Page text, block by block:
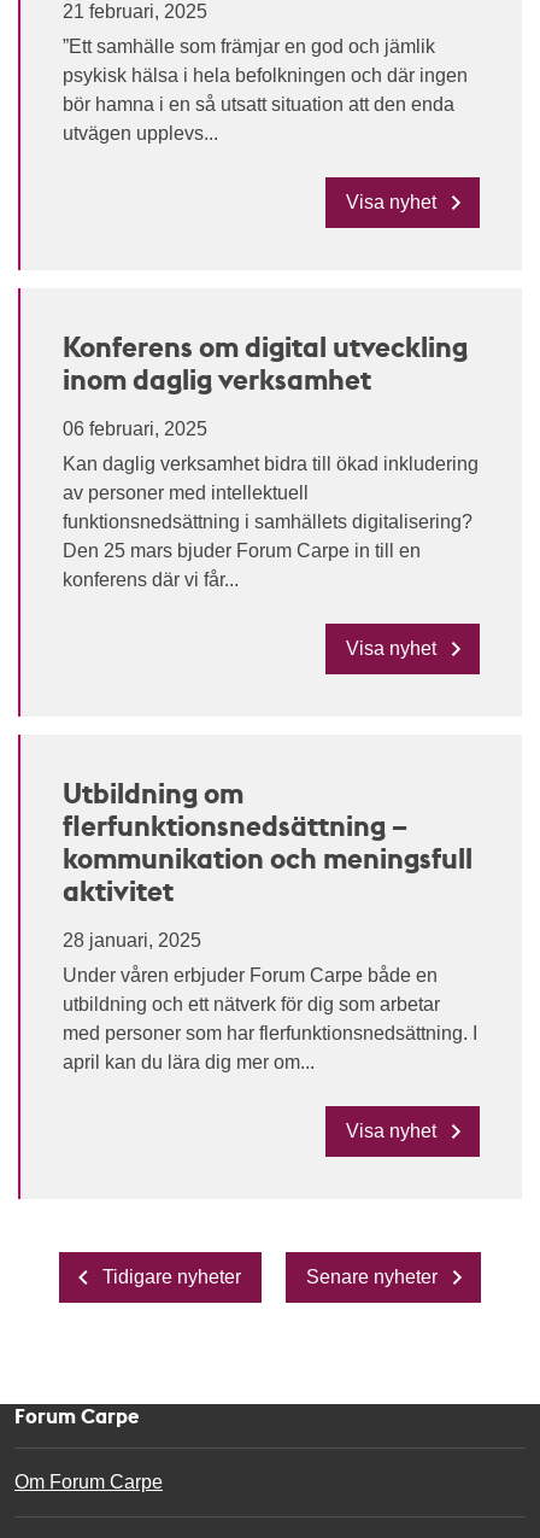
21 februari, 2025
”Ett samhälle som främjar en god och jämlik
psykisk hälsa i hela befolkningen och där ingen
bör hamna i en så utsatt situation att den enda
utvägen upplevs...
Visa nyhet
Konferens om digital utveckling
inom daglig verksamhet
06 februari, 2025
Kan daglig verksamhet bidra till ökad inkludering
av personer med intellektuell
funktionsnedsättning i samhällets digitalisering?
Den 25 mars bjuder Forum Carpe in till en
konferens där vi får...
Visa nyhet
Utbildning om
flerfunktionsnedsättning –
kommunikation och meningsfull
aktivitet
28 januari, 2025
Under våren erbjuder Forum Carpe både en
utbildning och ett nätverk för dig som arbetar
med personer som har flerfunktionsnedsättning. I
april kan du lära dig mer om...
Visa nyhet
Tidigare nyheter Senare nyheter
Forum Carpe
Om Forum Carpe